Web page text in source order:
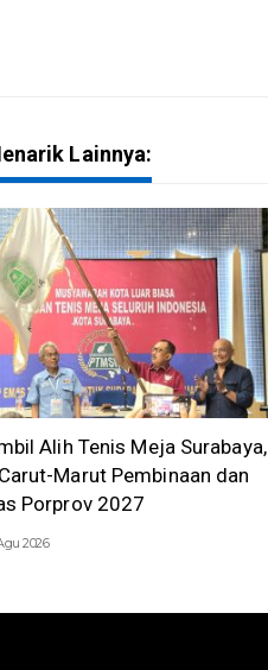
Lainnya:
Alih Tenis Meja Surabaya,
Marut Pembinaan dan
Porprov 2027
2026